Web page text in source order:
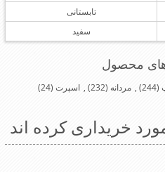
تابستانی
سفید
محصول
(244)
, مردانه (232)
, اسپرت (24)
خریداری کرده اند